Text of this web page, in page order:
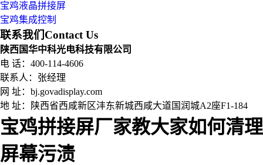
宝鸡液晶拼接屏
宝鸡集成控制
联系我们Contact Us
陕西国华中科光电科技有限公司
电 话：400-114-4606
联系人：张经理
网 址：bj.govadisplay.com
地 址：
陕西省西咸新区沣东新城西咸大道国润城A2座F1-184
宝鸡拼接屏厂家教大家如何清理
屏幕污渍